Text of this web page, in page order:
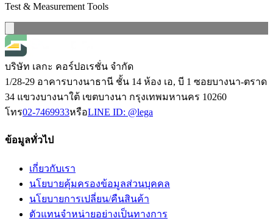
Test & Measurement Tools
บริษัท เลกะ คอร์ปอเรชั่น จำกัด
1/28-29 อาคารบางนาธานี ชั้น 14 ห้อง เอ, บี 1 ซอยบางนา-ตราด
34 แขวงบางนาใต้ เขตบางนา กรุงเทพมหานคร 10260
โทร02-7469933หรือLINE ID: @lega
ข้อมูลทั่วไป
เกี่ยวกับเรา
นโยบายคุ้มครองข้อมูลส่วนบุคคล
นโยบายการเปลี่ยน/คืนสินค้า
ตัวแทนจำหน่ายอย่างเป็นทางการ